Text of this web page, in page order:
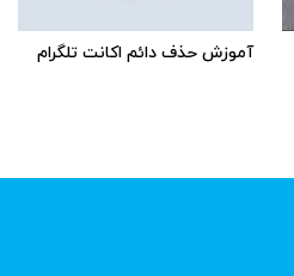
آموزش حذف دائم اکانت تلگرام